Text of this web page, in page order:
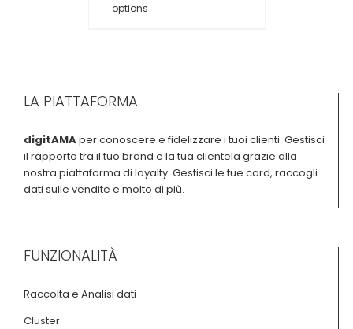
options
LA PIATTAFORMA
digitAMAper conoscere e fidelizzare i tuoi clienti. Gestisci
il rapporto tra il tuo brand e la tua clientela grazie alla
nostra piattaforma di loyalty. Gestisci le tue card, raccogli
dati sulle vendite e molto di più.
FUNZIONALITÀ
Raccolta e Analisi dati
Cluster